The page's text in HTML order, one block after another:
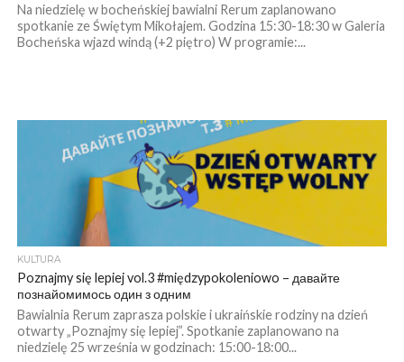
Na niedzielę w bocheńskiej bawialni Rerum zaplanowano
spotkanie ze Świętym Mikołajem. Godzina 15:30-18:30 w Galeria
Bocheńska wjazd windą (+2 piętro) W programie:...
KULTURA
Poznajmy się lepiej vol.3 #międzypokoleniowo – давайте
познайомимось один з одним
Bawialnia Rerum zaprasza polskie i ukraińskie rodziny na dzień
otwarty „Poznajmy się lepiej”. Spotkanie zaplanowano na
niedzielę 25 września w godzinach: 15:00-18:00...